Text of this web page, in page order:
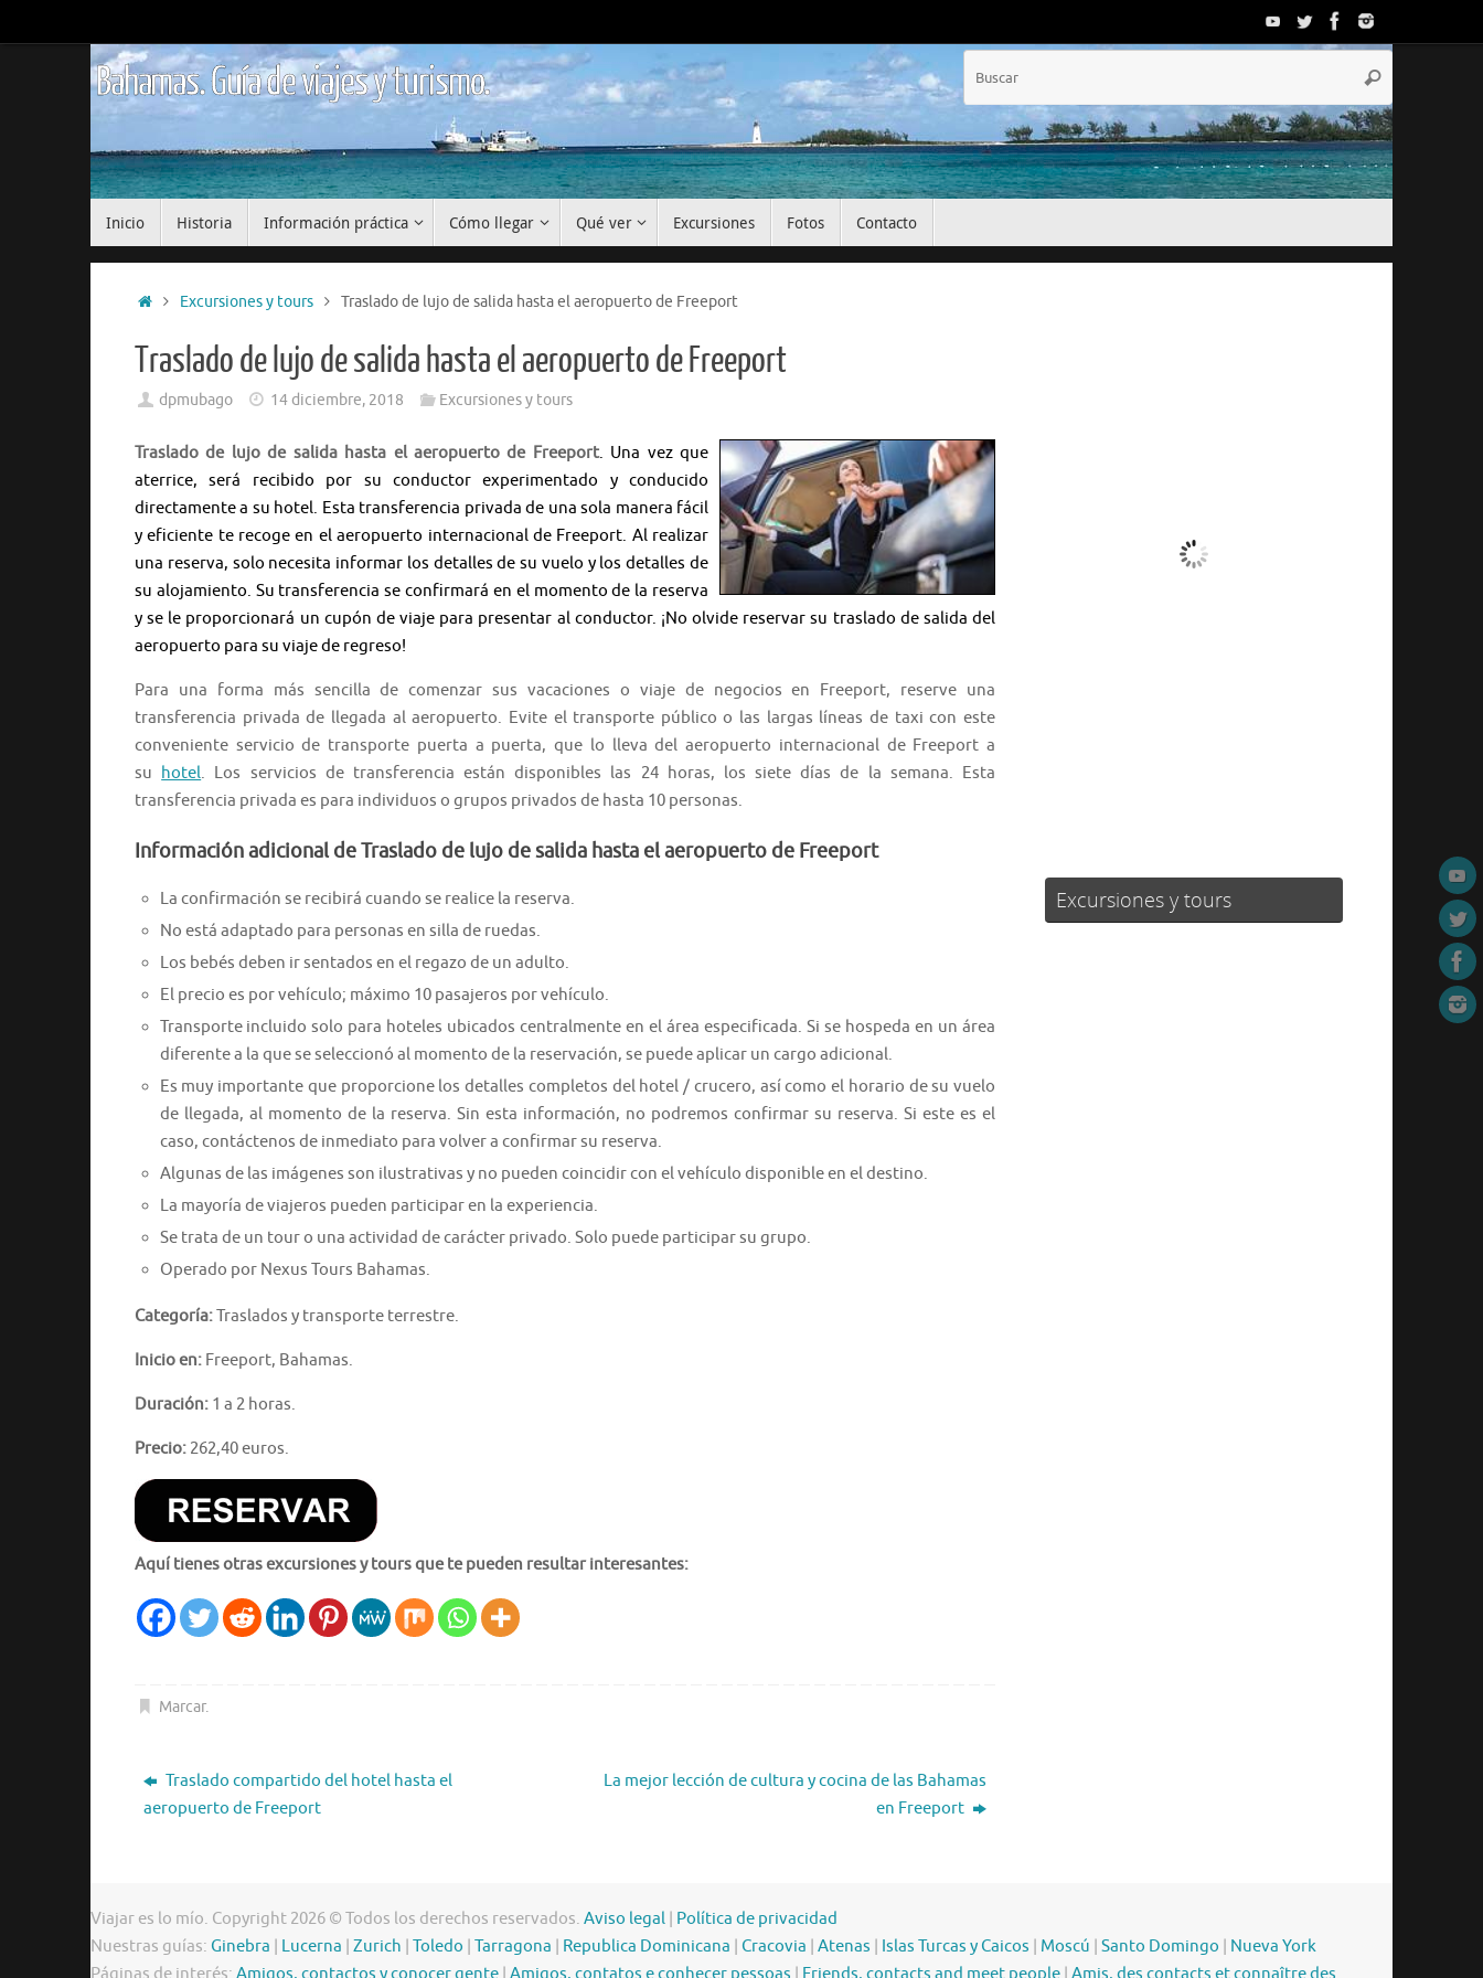
al
Bahamas. Guía de viajes y turismo. Buscar
Inicio Historia Información práctica Cómo llegar Qué ver Excursiones Fotos Contacto
InicioExcursiones y tours Traslado de lujo de salida hasta el aeropuerto de Freeport
Traslado de lujo de salida hasta el aeropuerto de Freeport
dpmubago 14 diciembre, 2018 Excursiones y tours
Traslado de lujo de salida hasta el aeropuerto de Freeport. Una vez que
aterrice, será recibido por su conductor experimentado y conducido
directamente a su hotel. Esta transferencia privada de una sola manera fácil
y eficiente te recoge en el aeropuerto internacional de Freeport. Al realizar
una reserva, solo necesita informar los detalles de su vuelo y los detalles de
su alojamiento. Su transferencia se confirmará en el momento de la reserva
y se le proporcionará un cupón de viaje para presentar al conductor. ¡No olvide reservar su traslado de salida del
aeropuerto para su viaje de regreso!
Para una forma más sencilla de comenzar sus vacaciones o viaje de negocios en Freeport, reserve una
transferencia privada de llegada al aeropuerto. Evite el transporte público o las largas líneas de taxi con este
conveniente servicio de transporte puerta a puerta, que lo lleva del aeropuerto internacional de Freeport a
su hotel. Los servicios de transferencia están disponibles las 24 horas, los siete días de la semana. Esta
transferencia privada es para individuos o grupos privados de hasta 10 personas.
Información adicional de Traslado de lujo de salida hasta el aeropuerto de Freeport
La confirmación se recibirá cuando se realice la reserva.
No está adaptado para personas en silla de ruedas.
Los bebés deben ir sentados en el regazo de un adulto.
El precio es por vehículo; máximo 10 pasajeros por vehículo.
Transporte incluido solo para hoteles ubicados centralmente en el área especificada. Si se hospeda en un área
diferente a la que se seleccionó al momento de la reservación, se puede aplicar un cargo adicional.
Es muy importante que proporcione los detalles completos del hotel / crucero, así como el horario de su vuelo
de llegada, al momento de la reserva. Sin esta información, no podremos confirmar su reserva. Si este es el
caso, contáctenos de inmediato para volver a confirmar su reserva.
Algunas de las imágenes son ilustrativas y no pueden coincidir con el vehículo disponible en el destino.
La mayoría de viajeros pueden participar en la experiencia.
Se trata de un tour o una actividad de carácter privado. Solo puede participar su grupo.
Operado por Nexus Tours Bahamas.
Categoría:Traslados y transporte terrestre.
Inicio en: Freeport, Bahamas.
Duración: 1 a 2 horas.
Precio: 262,40 euros.
Aquí tienes otras excursiones y tours que te pueden resultar interesantes:
Marcar.
Traslado compartido del hotel hasta el
aeropuerto de Freeport
La mejor lección de cultura y cocina de las Bahamas
en Freeport
Nubes
Excursiones y tours
Viajar es lo mío. Copyright 2026 © Todos los derechos reservados. Aviso legal | Política de privacidad
Nuestras guías: Ginebra | Lucerna | Zurich | Toledo | Tarragona | Republica Dominicana | Cracovia | Atenas | Islas Turcas y Caicos | Moscú | Santo Domingo | Nueva York
Páginas de interés: Amigos, contactos y conocer gente | Amigos, contatos e conhecer pessoas | Friends, contacts and meet people | Amis, des contacts et connaître des